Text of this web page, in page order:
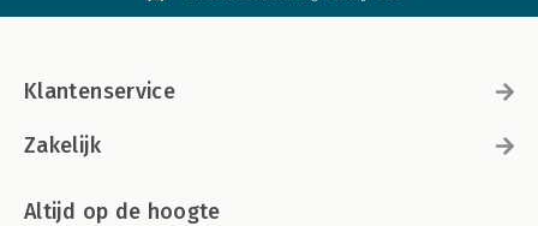
Klantenservice
Zakelijk
Altijd op de hoogte